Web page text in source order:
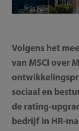
Volgens het
van MSCI over
sociaal en
de rating-
bedrijf in HR-